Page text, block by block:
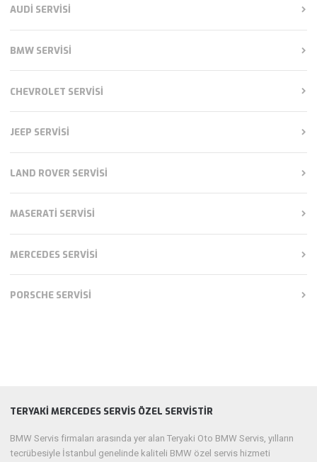
AUDI SERVISI
BMW SERVISI
CHEVROLET SERVISI
JEEP SERVISI
LAND ROVER SERVISI
MASERATI SERVISI
MERCEDES SERVISI
PORSCHE SERVISI
TERYAKI MERCEDES SERVIS ÖZEL SERVISTIR
BMW Servis firmaları arasında yer alan Teryaki Oto BMW Servis, yılların
tecrübesiyle İstanbul genelinde kaliteli BMW özel servis hizmeti